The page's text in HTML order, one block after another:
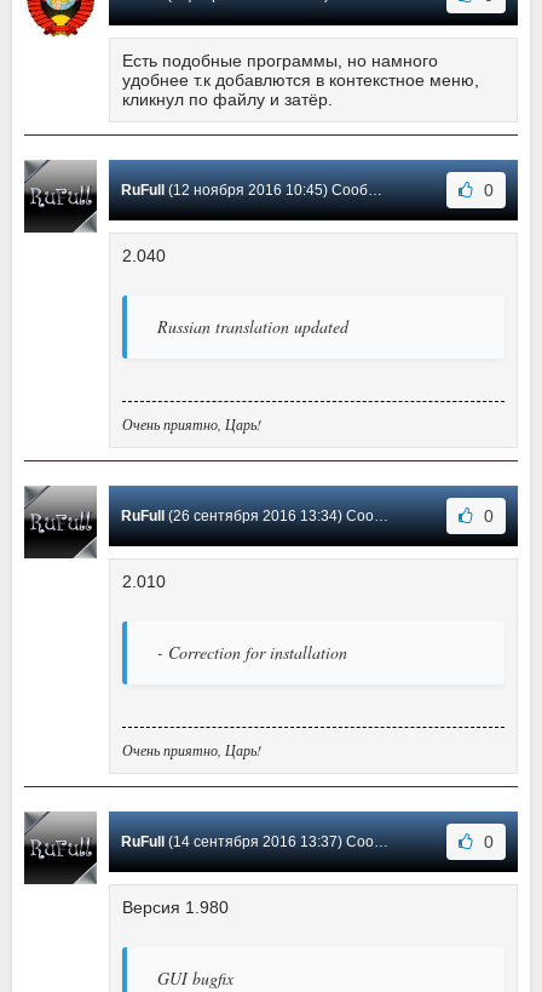
Есть подобные программы, но намного
удобнее т.к добавлются в контекстное меню,
кликнул по файлу и затёр.
RuFull (12 ноября 2016 10:45) Сообщение #34 0
2.040
Russian translation updated
Очень приятно, Царь!
RuFull (26 сентября 2016 13:34) Сообщение #33 0
2.010
- Correction for installation
Очень приятно, Царь!
RuFull (14 сентября 2016 13:37) Сообщение #32 0
Версия 1.980
GUI bugfix